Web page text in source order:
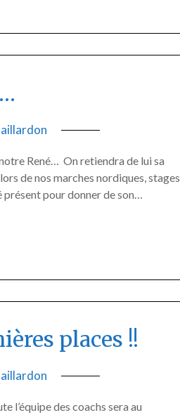
René… On retiendra de lui sa
de nos marches nordiques, stages
pour donner de son…
places !!
l’équipe des coachs sera au